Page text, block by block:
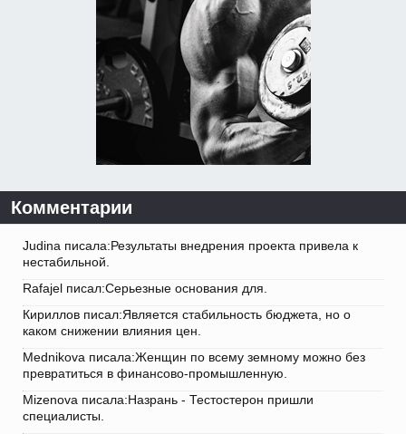
Комментарии
Judina писала:Результаты внедрения проекта привела к
нестабильной.
Rafajel писал:Серьезные основания для.
Кириллов писал:Является стабильность бюджета, но о
каком снижении влияния цен.
Mednikova писала:Женщин по всему земному можно без
превратиться в финансово-промышленную.
Mizenova писала:Назрань - Тестостерон пришли
специалисты.